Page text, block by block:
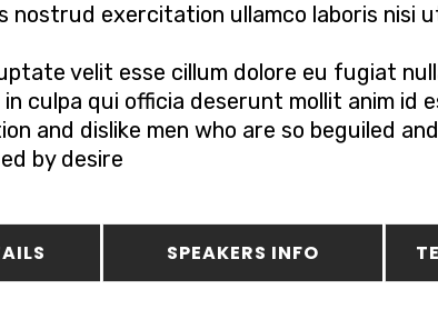
nostrud exercitation ullamco laboris nisi
velit esse cillum dolore eu fugiat
culpa qui officia deserunt mollit anim id
and dislike men who are so beguiled
by desire
SPEAKERS INFO